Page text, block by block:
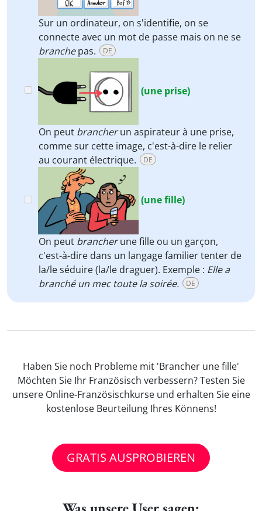
Sur un ordinateur, on s'identifie, on se
connecte avec un mot de passe mais on ne se
branchepas. DE
(une prise)
On peut brancherun aspirateur à une prise,
comme sur cette image, c'est-à-dire le relier
au courant électrique.
DE
(une fille)
On peut brancherune fille ou un garçon,
c'est-à-dire dans un langage familier tenter de
la/le séduire (la/le draguer). Exemple : Elle a
branché un mec toute la soirée.
DE
Haben Sie noch Probleme mit 'Brancher une fille'
Möchten Sie Ihr Französisch verbessern? Testen Sie
unsere Online-Französischkurse und erhalten Sie eine
kostenlose Beurteilung Ihres Könnens!
GRATIS AUSPROBIEREN